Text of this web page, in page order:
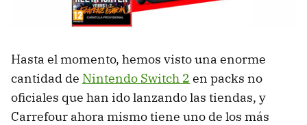
Hasta el momento, hemos visto una enorme
cantidad de Nintendo Switch 2 en packs no
oficiales que han ido lanzando las tiendas, y
Carrefour ahora mismo tiene uno de los más